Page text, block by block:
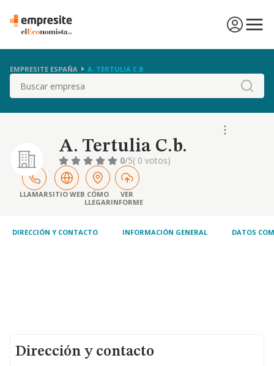
EMPRESITE ESPAÑA A. TERTULIA C.B.
Buscar
A. Tertulia C.b.
0/5( 0 votos)
LLAMARSITIO WEB CÓMO
LLEGAR
VER
INFORME
DIRECCIÓN Y CONTACTO INFORMACIÓN GENERAL DATOS
Dirección y contacto